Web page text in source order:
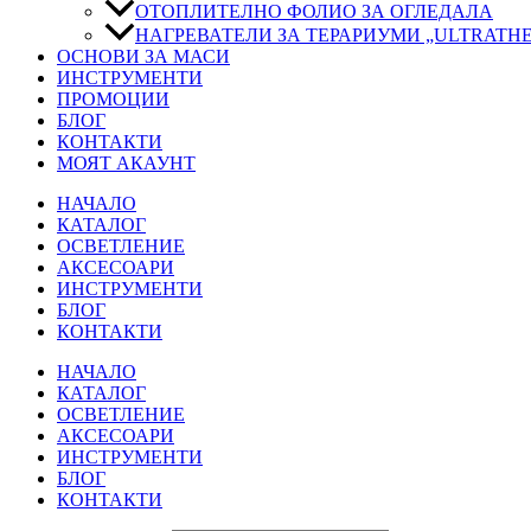
ОТОПЛИТЕЛНО ФОЛИО ЗА ОГЛЕДАЛА
НАГРЕВАТЕЛИ ЗА ТЕРАРИУМИ
ОСНОВИ ЗА МАСИ
ИНСТРУМЕНТИ
ПРОМОЦИИ
БЛОГ
КОНТАКТИ
МОЯТ АКАУНТ
НАЧАЛО
КАТАЛОГ
ОСВЕТЛЕНИЕ
АКСЕСОАРИ
ИНСТРУМЕНТИ
БЛОГ
КОНТАКТИ
НАЧАЛО
КАТАЛОГ
ОСВЕТЛЕНИЕ
АКСЕСОАРИ
ИНСТРУМЕНТИ
БЛОГ
КОНТАКТИ